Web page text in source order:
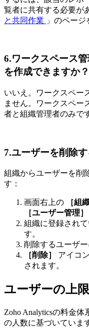
覧者に共有する必要が
と共同作業 」のページ
6.ワークスペース
を作成できますか？
いいえ。ワークスペー
ません。ワークスペー
者と組織管理者のみで
7.ユーザーを削除す
組織からユーザーを削
す：
画面右上の ［組
［ユーザー管理］
組織に登録され
す。
削除するユーザ
［削除］ アイコ
されます。
ユーザーの上限
Zoho Analyticsの料金
の人数に基づいていま